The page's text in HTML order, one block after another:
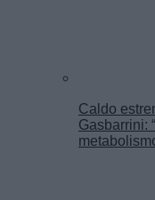
Caldo
Gasbarrini: